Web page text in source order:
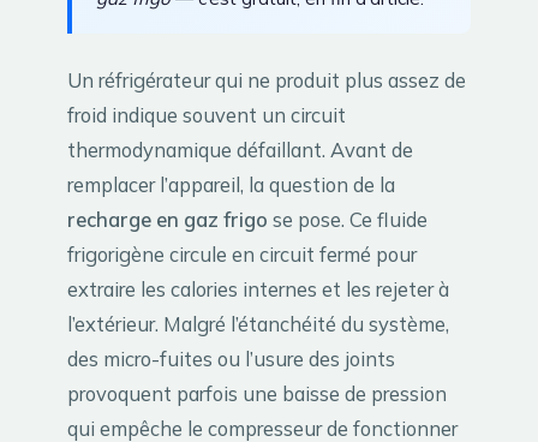
Un réfrigérateur qui ne produit plus assez de
froid indique souvent un circuit
thermodynamique défaillant. Avant de
remplacer l’appareil, la question de la
recharge en gaz frigo se pose. Ce fluide
frigorigène circule en circuit fermé pour
extraire les calories internes et les rejeter à
l’extérieur. Malgré l’étanchéité du système,
des micro-fuites ou l’usure des joints
provoquent parfois une baisse de pression
qui empêche le compresseur de fonctionner